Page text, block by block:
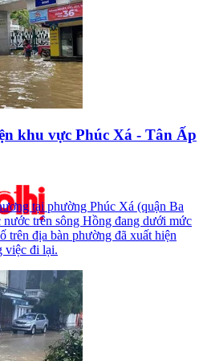
khu vực Phúc Xá - Tân Ấp
tại phường Phúc Xá (quận Ba
trên sông Hồng đang dưới mức
trên địa bàn phường đã xuất hiện
việc đi lại.